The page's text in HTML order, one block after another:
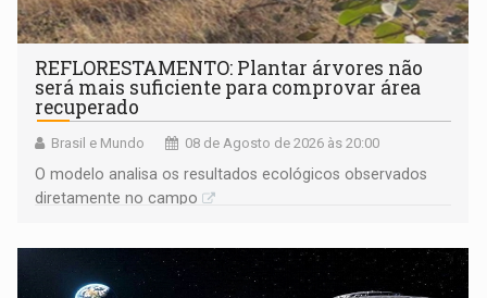
REFLORESTAMENTO: Plantar árvores não
será mais suficiente para comprovar área
recuperado
Brasil e Mundo 08 de Agosto de 2026 às 20:00
O modelo analisa os resultados ecológicos observados
diretamente no campo